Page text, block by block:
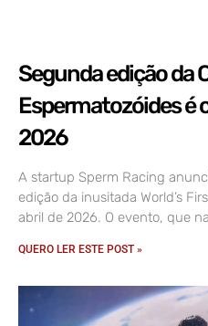
Segunda edição da
Espermatozóides é
2026
A startup Sperm Racing
edição da inusitada World’s
abril de 2026. O evento, que
QUERO LER ESTE POST »